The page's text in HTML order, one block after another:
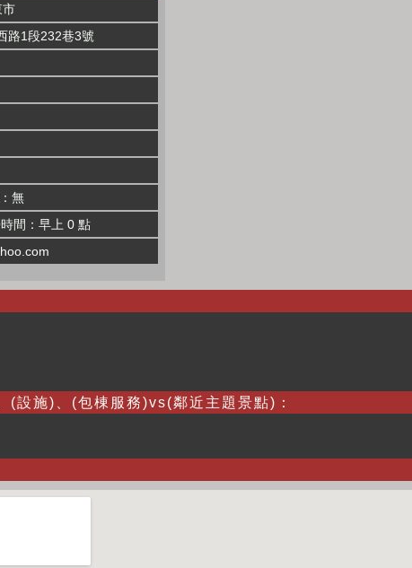
市
路1段232巷3號
無
間：早上 0 點
(設施)、(包棟服務)vs(鄰近主題景點)：